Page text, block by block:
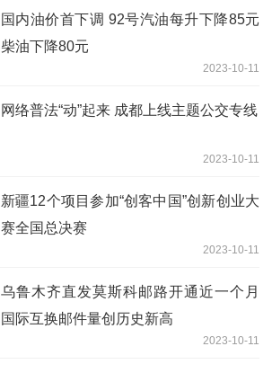
国内油价首下调 92号汽油每升下降85元
柴油下降80元
2023-10-11
网络普法“动”起来 成都上线主题公交专线
2023-10-11
新疆12个项目参加“创客中国”创新创业大
赛全国总决赛
2023-10-11
乌鲁木齐直发莫斯科邮路开通近一个月
国际互换邮件量创历史新高
2023-10-11